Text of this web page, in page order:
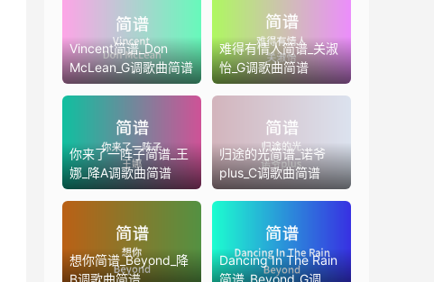
Vincent简谱_Don
McLean_G调歌曲简谱
难得有情人简谱_关淑
怡_G调歌曲简谱
你来了一阵子简谱_王
娜_降A调歌曲简谱
归途的光简谱_诺爷
plus_C调歌曲简谱
想你简谱_Beyond_降
B调歌曲简谱
Dancing In The Rain
简谱_Beyond_G调歌